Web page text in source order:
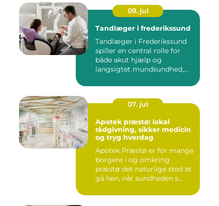
09. jul
Tandlæger i frederikssund
Tandlæger i Frederikssund
spiller en central rolle for
både akut hjælp og
langsigtet mundsundhed,
07. jul
Apotek præstø: lokal
rådgivning, sikker medicin
og tryg hverdag
Apotek Præstø er for mange
borgere i og omkring
præstø det naturlige sted at
gå hen, når sundheden s...